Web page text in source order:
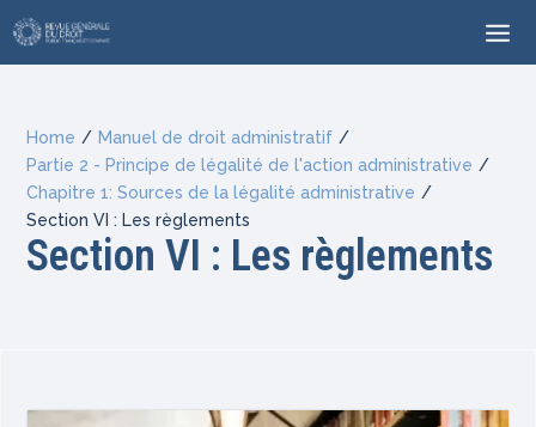
Home / Manuel de droit administratif /
Partie 2 - Principe de légalité de l'action administrative /
Chapitre 1: Sources de la légalité administrative /
Section VI : Les règlements
Section VI : Les règlements